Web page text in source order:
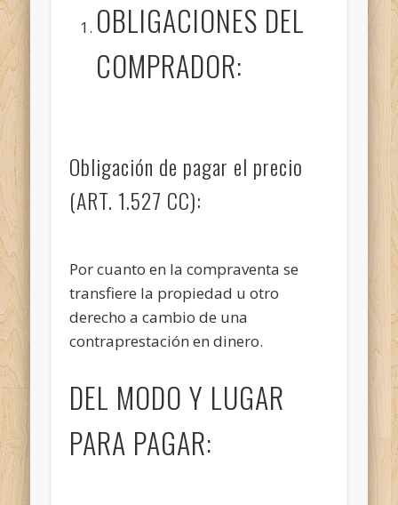
OBLIGACIONES DEL
COMPRADOR:
Obligación de pagar el precio
(ART. 1.527 CC):
Por cuanto en la compraventa se
transfiere la propiedad u otro
derecho a cambio de una
contraprestación en dinero.
DEL MODO Y LUGAR
PARA PAGAR: